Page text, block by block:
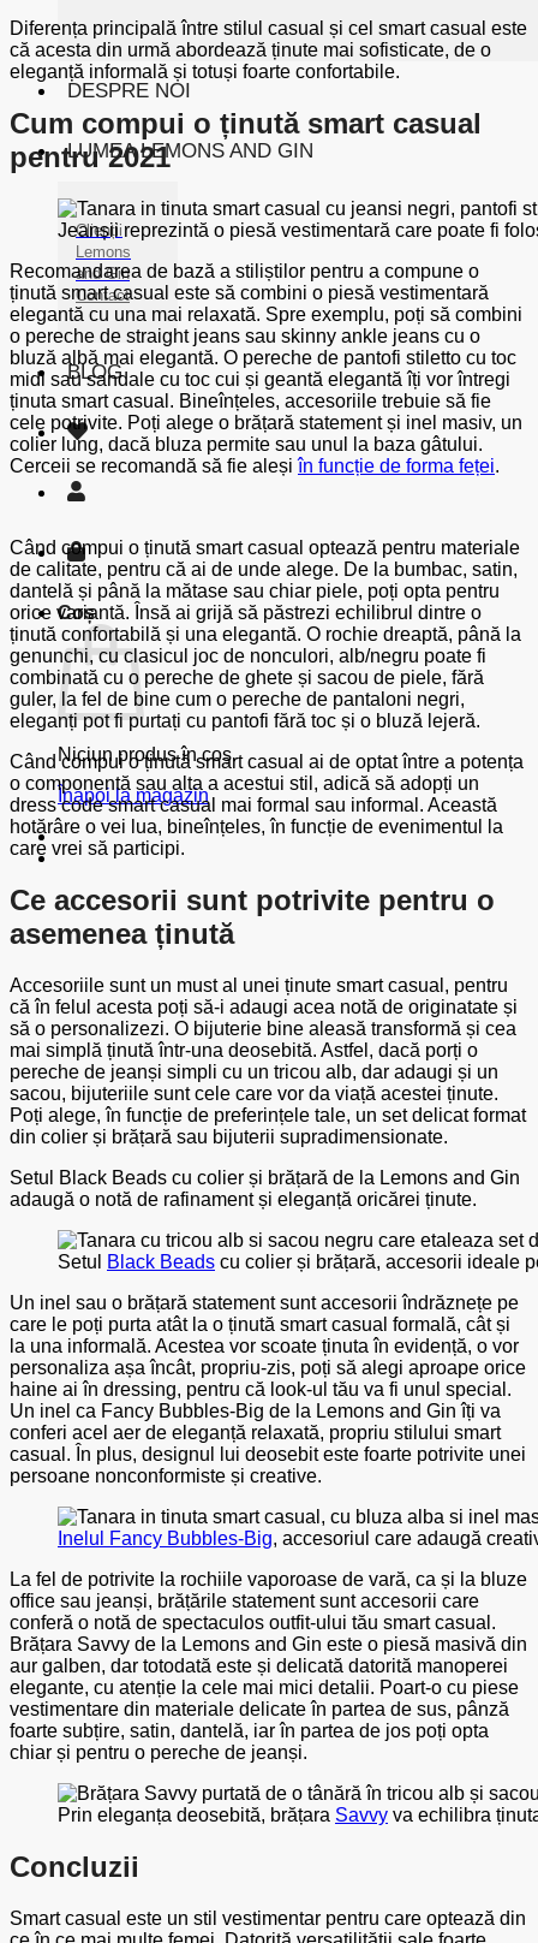
DESPRE NOI
LUMEA LEMONS AND GIN
Clienții
Lemons
and Gin
Contact
BLOG
Coș
Niciun produs în coș.
Înapoi la magazin
Diferența principală între stilul casual și cel smart casual este
că acesta din urmă abordează ținute mai sofisticate, de o
eleganță informală și totuși foarte confortabile.
Cum compui o ținută smart casual
pentru 2021
Jeanșii reprezintă o piesă vestimentară care poate fi
Recomandarea de bază a stiliștilor pentru a compune o
ținută smart casual este să combini o piesă vestimentară
elegantă cu una mai relaxată. Spre exemplu, poți să combini
o pereche de straight jeans sau skinny ankle jeans cu o
bluză albă mai elegantă. O pereche de pantofi stiletto cu toc
midi sau sandale cu toc cui și geantă elegantă îți vor întregi
ținuta smart casual. Bineînțeles, accesoriile trebuie să fie
cele potrivite. Poți alege o brățară statement și inel masiv, un
colier lung, dacă bluza permite sau unul la baza gâtului.
Cerceii se recomandă să fie aleșiîn funcție de forma feței.
Când compui o ținută smart casual optează pentru materiale
de calitate, pentru că ai de unde alege. De la bumbac, satin,
dantelă și până la mătase sau chiar piele, poți opta pentru
orice variantă. Însă ai grijă să păstrezi echilibrul dintre o
ținută confortabilă și una elegantă. O rochie dreaptă, până la
genunchi, cu clasicul joc de nonculori, alb/negru poate fi
combinată cu o pereche de ghete și sacou de piele, fără
guler, la fel de bine cum o pereche de pantaloni negri,
eleganți pot fi purtați cu pantofi fără toc și o bluză lejeră.
Când compui o ținută smart casual ai de optat între a potența
o componentă sau alta a acestui stil, adică să adopți un
dress code smart casual mai formal sau informal. Această
hotărâre o vei lua, bineînțeles, în funcție de evenimentul la
care vrei să participi.
Ce accesorii sunt potrivite pentru o
asemenea ținută
Accesoriile sunt un must al unei ținute smart casual, pentru
că în felul acesta poți să-i adaugi acea notă de originatate și
să o personalizezi. O bijuterie bine aleasă transformă și cea
mai simplă ținută într-una deosebită. Astfel, dacă porți o
pereche de jeanși simpli cu un tricou alb, dar adaugi și un
sacou, bijuteriile sunt cele care vor da viață acestei ținute.
Poți alege, în funcție de preferințele tale, un set delicat format
din colier și brățară sau bijuterii supradimensionate.
Setul Black Beads cu colier și brățară de la Lemons and Gin
adaugă o notă de rafinament și eleganță oricărei ținute.
Setul Black Beads cu colier și brățară, accesorii ideale
Un inel sau o brățară statement sunt accesorii îndrăznețe pe
care le poți purta atât la o ținută smart casual formală, cât și
la una informală. Acestea vor scoate ținuta în evidență, o vor
personaliza așa încât, propriu-zis, poți să alegi aproape orice
haine ai în dressing, pentru că look-ul tău va fi unul special.
Un inel ca Fancy Bubbles-Big de la Lemons and Gin îți va
conferi acel aer de eleganță relaxată, propriu stilului smart
casual. În plus, designul lui deosebit este foarte potrivite unei
persoane nonconformiste și creative.
Inelul Fancy Bubbles-Big, accesoriul care adaugă
La fel de potrivite la rochiile vaporoase de vară, ca și la bluze
office sau jeanși, brățările statement sunt accesorii care
conferă o notă de spectaculos outfit-ului tău smart casual.
Brățara Savvy de la Lemons and Gin este o piesă masivă din
aur galben, dar totodată este și delicată datorită manoperei
elegante, cu atenție la cele mai mici detalii. Poart-o cu piese
vestimentare din materiale delicate în partea de sus, pânză
foarte subțire, satin, dantelă, iar în partea de jos poți opta
chiar și pentru o pereche de jeanși.
Prin eleganța deosebită, brățara Savvy va echilibra
Concluzii
Smart casual este un stil vestimentar pentru care optează din